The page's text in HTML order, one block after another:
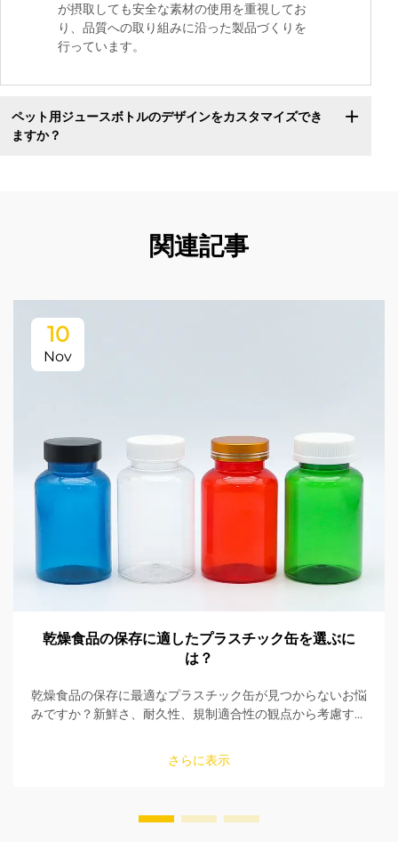
が摂取しても安全な素材の使用を重視してお
り、品質への取り組みに沿った製品づくりを
行っています。
ペット用ジュースボトルのデザインをカスタマイズでき
ますか？
関連記事
10
Nov
乾燥食品の保存に適したプラスチック缶を選ぶに
は？
乾燥食品の保存に最適なプラスチック缶が見つからないお悩
みですか？新鮮さ、耐久性、規制適合性の観点から考慮すべ
してください。
さらに表示